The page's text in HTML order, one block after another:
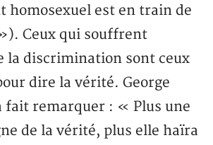
homosexuel est en train de
Ceux qui souffrent
la discrimination sont ceux
dire la vérité. George
fait remarquer : « Plus une
de la vérité, plus elle haïra